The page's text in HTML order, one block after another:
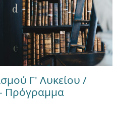
Γ' Λυκείου /
- Πρόγραμμα